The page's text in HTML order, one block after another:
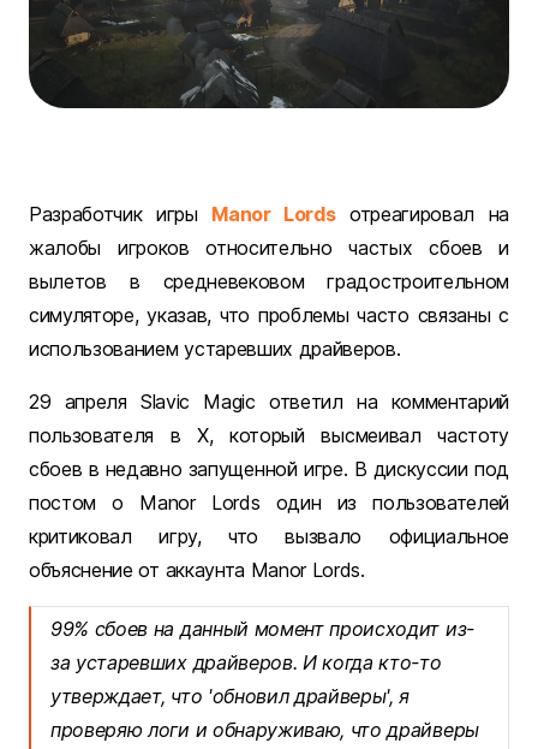
Разработчик игры Manor Lordsотреагировал на
жалобы игроков относительно частых сбоев и
вылетов в средневековом градостроительном
симуляторе, указав, что проблемы часто связаны с
использованием устаревших драйверов.
29 апреля Slavic Magic ответил на комментарий
пользователя в Х, который высмеивал частоту
сбоев в недавно запущенной игре. В дискуссии под
постом о Manor Lords один из пользователей
критиковал игру, что вызвало официальное
объяснение от аккаунта Manor Lords.
99% сбоев на данный момент происходит из-
за устаревших драйверов. И когда кто-то
утверждает, что 'обновил драйверы', я
проверяю логи и обнаруживаю, что драйверы